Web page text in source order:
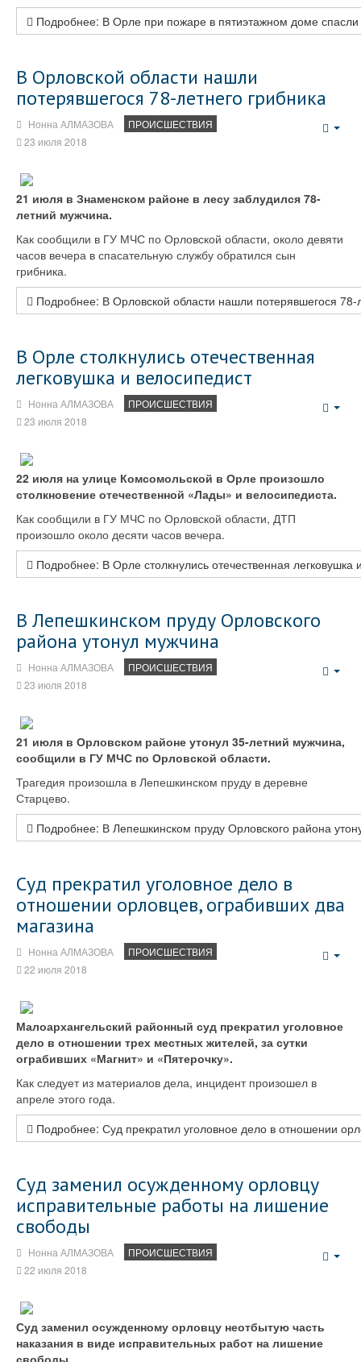
Подробнее: В Орле при пожаре в пятиэтажном доме спасли
В Орловской области нашли
потерявшегося 78-летнего грибника
Нонна АЛМАЗОВА
ПРОИСШЕСТВИЯ
23 июля 2018
21 июля в Знаменском районе в лесу заблудился 78-
летний мужчина.
Как сообщили в ГУ МЧС по Орловской области, около девяти
часов вечера в спасательную службу обратился сын
грибника.
Подробнее: В Орловской области нашли потерявшегося 78-
В Орле столкнулись отечественная
легковушка и велосипедист
Нонна АЛМАЗОВА
ПРОИСШЕСТВИЯ
23 июля 2018
22 июля на улице Комсомольской в Орле произошло
столкновение отечественной «Лады» и велосипедиста.
Как сообщили в ГУ МЧС по Орловской области, ДТП
произошло около десяти часов вечера.
Подробнее: В Орле столкнулись отечественная легковушка
В Лепешкинском пруду Орловского
района утонул мужчина
Нонна АЛМАЗОВА
ПРОИСШЕСТВИЯ
23 июля 2018
21 июля в Орловском районе утонул 35-летний мужчина,
сообщили в ГУ МЧС по Орловской области.
Трагедия произошла в Лепешкинском пруду в деревне
Старцево.
Подробнее: В Лепешкинском пруду Орловского района
Суд прекратил уголовное дело в
отношении орловцев, ограбивших два
магазина
Нонна АЛМАЗОВА
ПРОИСШЕСТВИЯ
22 июля 2018
Малоархангельский районный суд прекратил уголовное
дело в отношении трех местных жителей, за сутки
ограбивших «Магнит» и «Пятерочку».
Как следует из материалов дела, инцидент произошел в
апреле этого года.
Подробнее: Суд прекратил уголовное дело в отношении
Суд заменил осужденному орловцу
исправительные работы на лишение
свободы
Нонна АЛМАЗОВА
ПРОИСШЕСТВИЯ
22 июля 2018
Суд заменил осужденному орловцу неотбытую часть
наказания в виде исправительных работ на лишение
свободы.